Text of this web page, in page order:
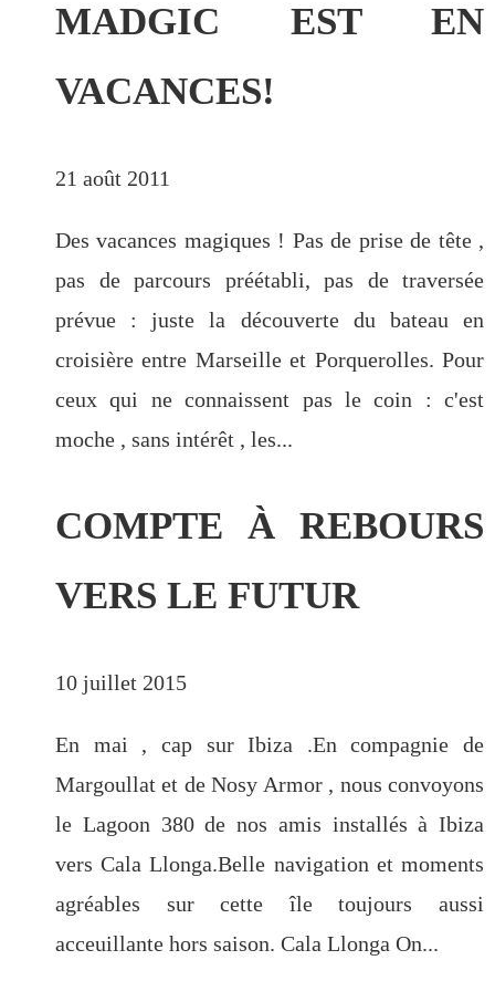
MADGIC EST EN
VACANCES!
21 août 2011
Des vacances magiques ! Pas de prise de tête ,
pas de parcours préétabli, pas de traversée
prévue : juste la découverte du bateau en
croisière entre Marseille et Porquerolles. Pour
ceux qui ne connaissent pas le coin : c'est
moche , sans intérêt , les...
COMPTE À REBOURS
VERS LE FUTUR
10 juillet 2015
En mai , cap sur Ibiza .En compagnie de
Margoullat et de Nosy Armor , nous convoyons
le Lagoon 380 de nos amis installés à Ibiza
vers Cala Llonga.Belle navigation et moments
agréables sur cette île toujours aussi
acceuillante hors saison. Cala Llonga On...